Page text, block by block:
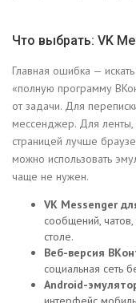
Что выбрать: VK
Главная ошибка —
«полную программу
от задачи. Для
мессенджер. Для ленты,
страницей лучше
можно использовать
чаще не нужен.
VK Messenger
сообщений,
столе.
Веб-версия
социальная сеть
Android-